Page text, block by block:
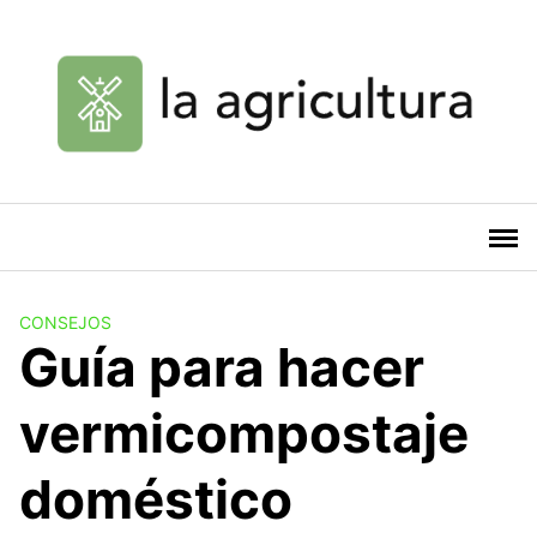
contenido
CONSEJOS
Guía para hacer
vermicompostaje
doméstico